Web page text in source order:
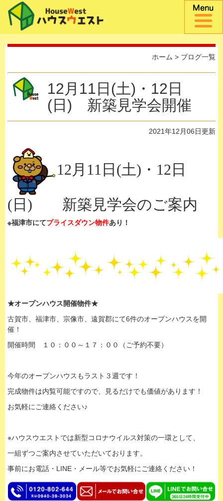
ホーム > ブログ一覧
12月11日(土)・12日
(日) 新築見学会開催
2021年12月06日更新
12月11日(土)・12日
(日) 新築見学会のご案内
※福津市にてプライスダウン物件あり！
★オープンハウス開催物件★
古賀市、福津市、宗像市、遠賀郡にて6件のオープンハウスを開
催！
開催時間 １０：００～１７：００（ご予約不要）
今年のオープンハウスもラスト３週です！
完成物件は内覧可能ですので、見るだけでも価値があります！
お気軽にご連絡ください♪
※ハウスウエストでは新型コロナウイルス対策の一環として、
一組ずつご案内させていただいております。
事前にお電話・LINE・メール等でお気軽にご連絡ください！